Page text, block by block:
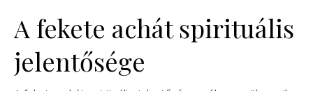
A fekete achát spirituális
jelentősége